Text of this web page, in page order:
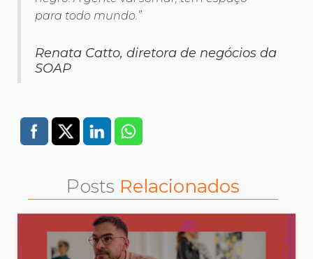
para todo mundo.”
Renata Catto, diretora de negócios da
SOAP
Posts Relacionados